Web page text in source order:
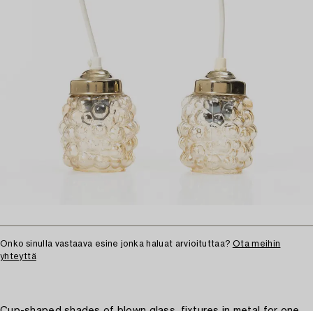
Onko sinulla vastaava esine jonka haluat arvioituttaa? Ota meihin
yhteyttä